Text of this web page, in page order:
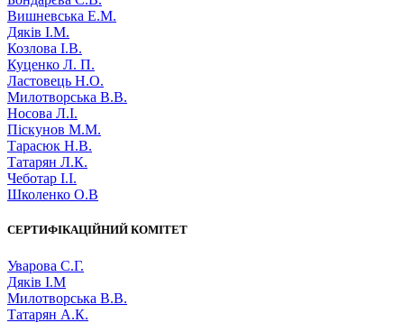
Вишневська Е.М.
Дяків І.М.
Козлова І.В.
Куценко Л. П.
Ластовець Н.О.
Милотворська В.В.
Носова Л.І.
Піскунов М.М.
Тарасюк Н.В.
Татарян Л.К.
Чеботар І.І.
Школенко О.В
СЕРТИФІКАЦІЙНИЙ КОМІТЕТ
Уварова С.Г.
Дяків І.М
Милотворська В.В.
Татарян А.К.